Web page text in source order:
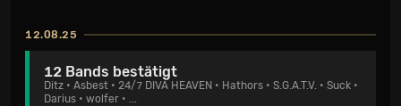
12.08.25
12 Bands bestätigt
Ditz • Asbest • 24/7 DIVA HEAVEN • Hathors • S.G.A.T.V. • Suck •
Darius • wolfer • ...